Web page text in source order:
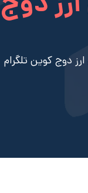
دوج کوین تلگرام